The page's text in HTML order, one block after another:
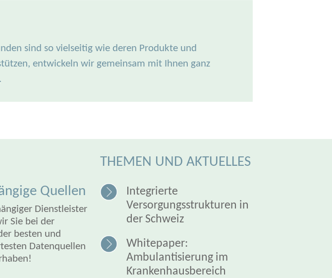
sind so vielseitig wie deren Produkte und
entwickeln wir gemeinsam mit Ihnen ganz
.
Quellen
Dienstleister
Sie bei der
besten und
Datenquellen
THEMEN UND AKTUELLES
Integrierte
Versorgungsstrukturen in
der Schweiz
Whitepaper:
Ambulantisierung im
Krankenhausbereich